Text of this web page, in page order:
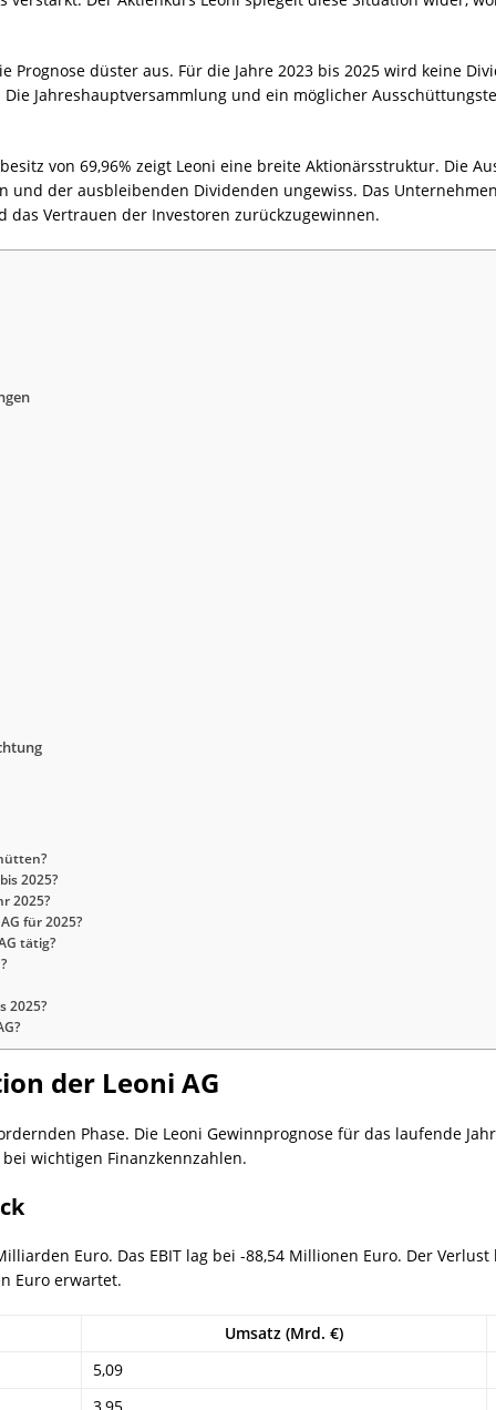
Prognose düster aus. Für die Jahre 2023 bis 2025 wird keine
Jahreshauptversammlung und ein möglicher
von 69,96% zeigt Leoni eine breite Aktionärsstruktur. Die
und der ausbleibenden Dividenden ungewiss. Das
Vertrauen der Investoren zurückzugewinnen.
2025?
2025?
für 2025?
tätig?
2025?
der Leoni AG
Phase. Die Leoni Gewinnprognose für das laufende
wichtigen Finanzkennzahlen.
Euro. Das EBIT lag bei -88,54 Millionen Euro. Der
Euro erwartet.
Umsatz (Mrd. €)
5,09